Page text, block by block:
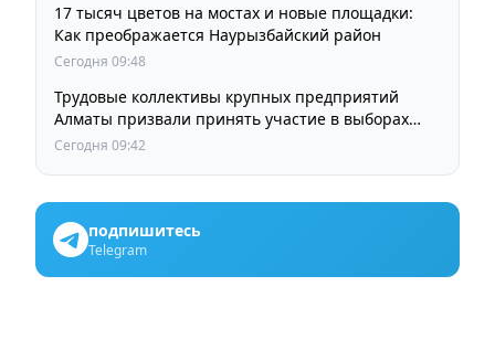
17 тысяч цветов на мостах и новые площадки:
Как преображается Наурызбайский район
Сегодня 09:48
Трудовые коллективы крупных предприятий
Алматы призвали принять участие в выборах
членов Курултая
Сегодня 09:42
подпишитесь
Telegram